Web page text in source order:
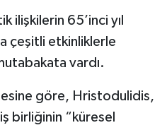
ilişkilerin 65’inci yıl
çeşitli etkinliklerle
vardı.
göre, Hristodulidis,
birliğinin “küresel